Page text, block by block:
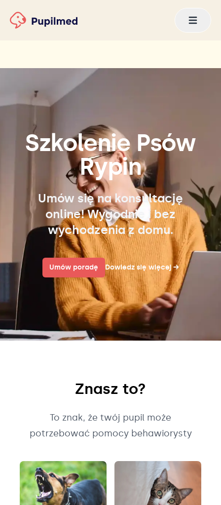
Szkolenie Psów
Rypin
Umów się na konsultację
online! Wygodnie i bez
wychodzenia z domu.
Umów poradę Dowiedz się więcej→
Znasz to?
To znak, że twój pupil może
potrzebować pomocy behawiorysty